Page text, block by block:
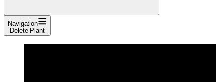
Navigation
Delete Plant